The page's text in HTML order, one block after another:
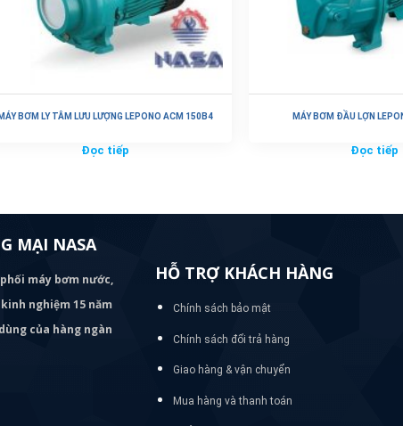
MÁY BƠM LY TÂM LƯU LƯỢNG LEPONO ACM 150B4
Đọc tiếp
MÁY BƠM ĐẦU LỢN
Đọc tiếp
MẠI NASA
máy bơm nước,
nghiệm 15 năm
của hàng ngàn
HỖ TRỢ KHÁCH HÀNG
Chính sách bảo mật
Chính sách đổi trả hàng
Giao hàng & vận chuyển
Mua hàng và thanh toán